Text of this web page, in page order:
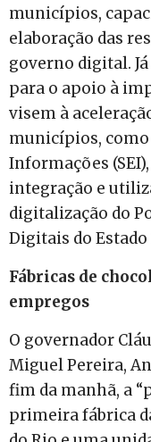
municípios,
elaboração das
governo digital.
para o apoio à
visem à
municípios,
Informações
integração e
digitalização do
Digitais do Estado
Fábricas de
empregos
O governador
Miguel Pereira,
fim da manhã, a
primeira fábrica